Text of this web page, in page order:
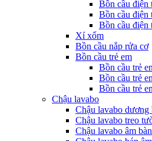
Bồn cầu điện
Bồn cầu điện
Bồn cầu điện
Xí xổm
Bồn cầu nắp rửa cơ
Bồn cầu trẻ em
Bồn cầu trẻ
Bồn cầu trẻ
Bồn cầu trẻ
Chậu lavabo
Chậu lavabo dương
Chậu lavabo treo
Chậu lavabo âm bàn